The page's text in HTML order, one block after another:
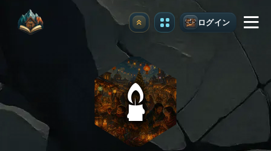
アップグレード ログイン